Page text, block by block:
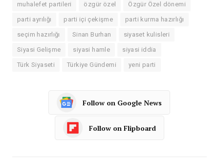
muhalefet partileri özgür özel Özgür Özel dönemi
parti ayrılığı parti içi çekişme parti kurma hazırlığı
seçim hazırlığı Sinan Burhan siyaset kulisleri
Siyasi Gelişme siyasi hamle siyasi iddia
Türk Siyaseti Türkiye Gündemi yeni parti
Follow on Google News
Follow on Flipboard